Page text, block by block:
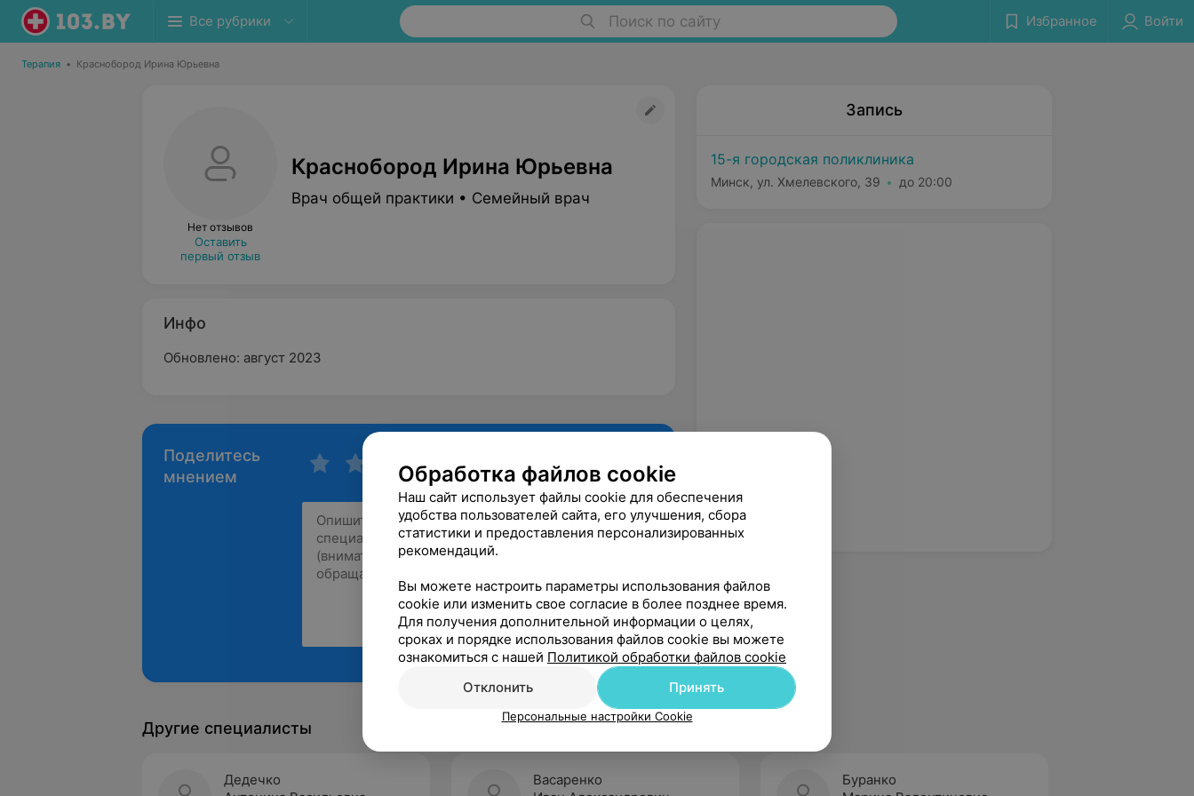
Все рубрики Поиск по сайту Избранное Войти
Терапия • Краснобород Ирина Юрьевна
Нет отзывов
Оставить
первый отзыв
Краснобород Ирина Юрьевна
Врач общей практики • Семейный врач
Инфо
Обновлено: август 2023
Поделитесь
мнением
Рекомендую
Запись
15-я городская поликлиника
Минск, ул. Хмелевского, 39 до 20:00
Другие специалисты
Дедечко
Васаренко
Буранко
Обработка файлов cookie
Наш сайт использует файлы cookie для обеспечения
удобства пользователей сайта, его улучшения, сбора
статистики и предоставления персонализированных
рекомендаций.
Вы можете настроить параметры использования файлов
cookie или изменить свое согласие в более позднее время.
Для получения дополнительной информации о целях,
сроках и порядке использования файлов cookie вы можете
ознакомиться с нашей Политикой обработки файлов cookie
Отклонить
Принять
Персональные настройки Cookie